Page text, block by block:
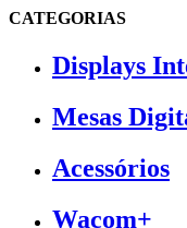
CATEGORIAS
Displays
Mesas
Acessórios
Wacom+